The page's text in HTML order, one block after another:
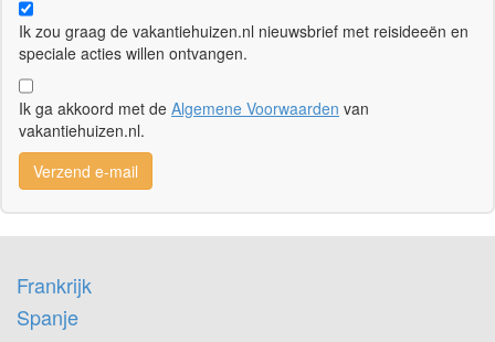
Ik zou graag de vakantiehuizen.nl nieuwsbrief met reisideeën en
speciale acties willen ontvangen.
Ik ga akkoord met de Algemene Voorwaarden van
vakantiehuizen.nl.
Verzend e-mail
Frankrijk
Spanje